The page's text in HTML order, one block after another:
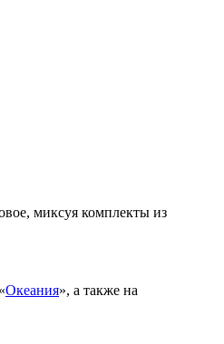
миксуя комплекты из
Океания», а также на